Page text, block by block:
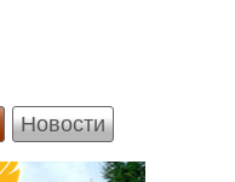
Новости